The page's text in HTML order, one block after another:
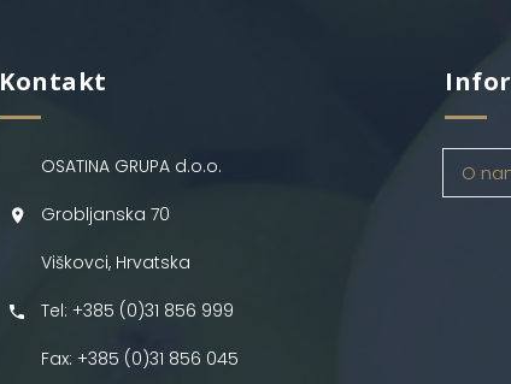
Kontakt
OSATINA GRUPA d.o.o.
Grobljanska 70
Viškovci, Hrvatska
Tel: +385 (0)31 856 999
Fax: +385 (0)31 856 045
O